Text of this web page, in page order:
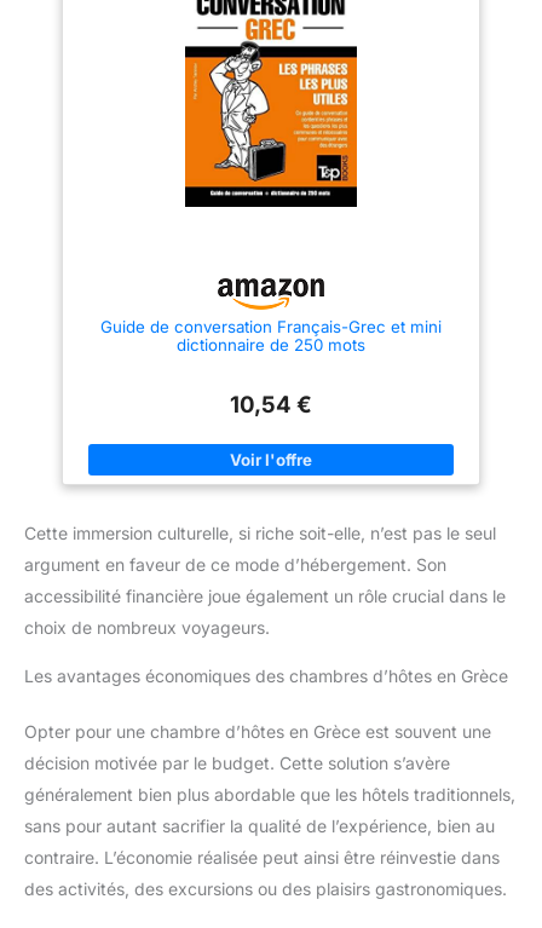
Guide de conversation Français-Grec et mini
dictionnaire de 250 mots
10,54 €
Cette immersion culturelle, si riche soit-elle, n’est pas le seul
argument en faveur de ce mode d’hébergement. Son
accessibilité financière joue également un rôle crucial dans le
choix de nombreux voyageurs.
Les avantages économiques des chambres d’hôtes en Grèce
Opter pour une chambre d’hôtes en Grèce est souvent une
décision motivée par le budget. Cette solution s’avère
généralement bien plus abordable que les hôtels traditionnels,
sans pour autant sacrifier la qualité de l’expérience, bien au
contraire. L’économie réalisée peut ainsi être réinvestie dans
des activités, des excursions ou des plaisirs gastronomiques.